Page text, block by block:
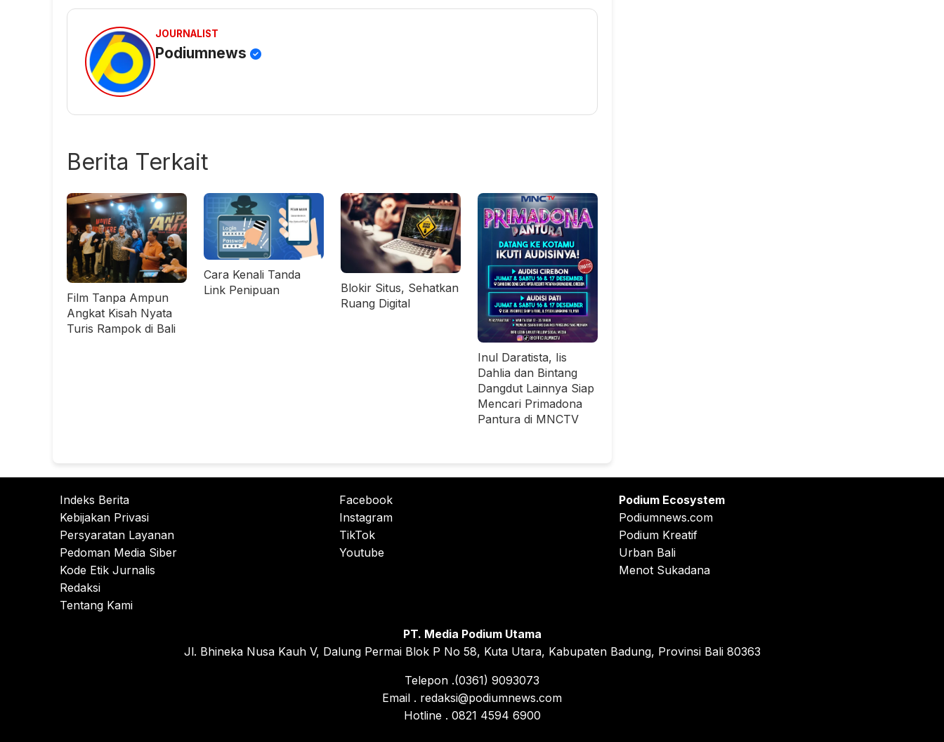
JOURNALIST
Podiumnews
Berita Terkait
Film Tanpa Ampun
Angkat Kisah Nyata
Turis Rampok di Bali
Cara Kenali Tanda
Link Penipuan
Blokir Situs, Sehatkan
Ruang Digital
Inul Daratista, Iis
Dahlia dan Bintang
Dangdut Lainnya Siap
Mencari Primadona
Pantura di MNCTV
Indeks Berita
Kebijakan Privasi
Persyaratan Layanan
Pedoman Media Siber
Kode Etik Jurnalis
Redaksi
Tentang Kami
Facebook
Instagram
TikTok
Youtube
Podium Ecosystem
Podiumnews.com
Podium Kreatif
Urban Bali
Menot Sukadana
PT. Media Podium Utama
Jl. Bhineka Nusa Kauh V, Dalung Permai Blok P No 58, Kuta Utara, Kabupaten Badung, Provinsi Bali 80363
Telepon .(0361) 9093073
Email . redaksi@podiumnews.com
Hotline . 0821 4594 6900